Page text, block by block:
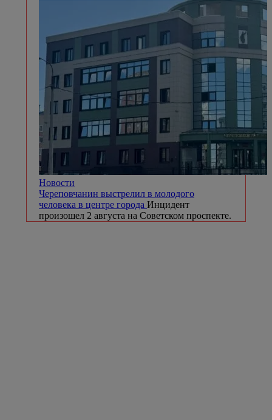
Новости
Череповчанин выстрелил в молодого
человека в центре города Инцидент
произошел 2 августа на Советском проспекте.